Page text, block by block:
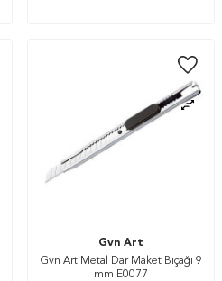
Gvn Art
Gvn Art Metal Dar Maket Bıçağı 9
mm E0077